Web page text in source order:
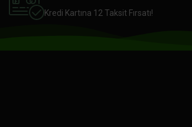
Kredi Kartına 12 Taksit Fırsatı!